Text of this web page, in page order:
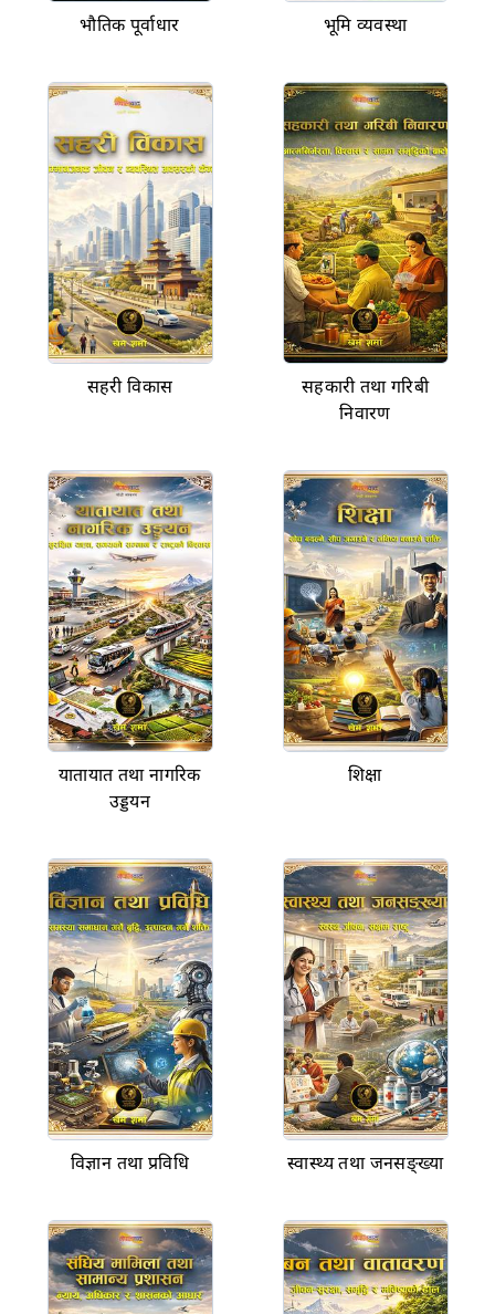
भौतिक पूर्वाधार भूमि व्यवस्था
सहरी विकास
सहकारी तथा गरिबी
निवारण
यातायात तथा नागरिक
उड्डयन
शिक्षा
विज्ञान तथा प्रविधि स्वास्थ्य तथा जनसङ्ख्या